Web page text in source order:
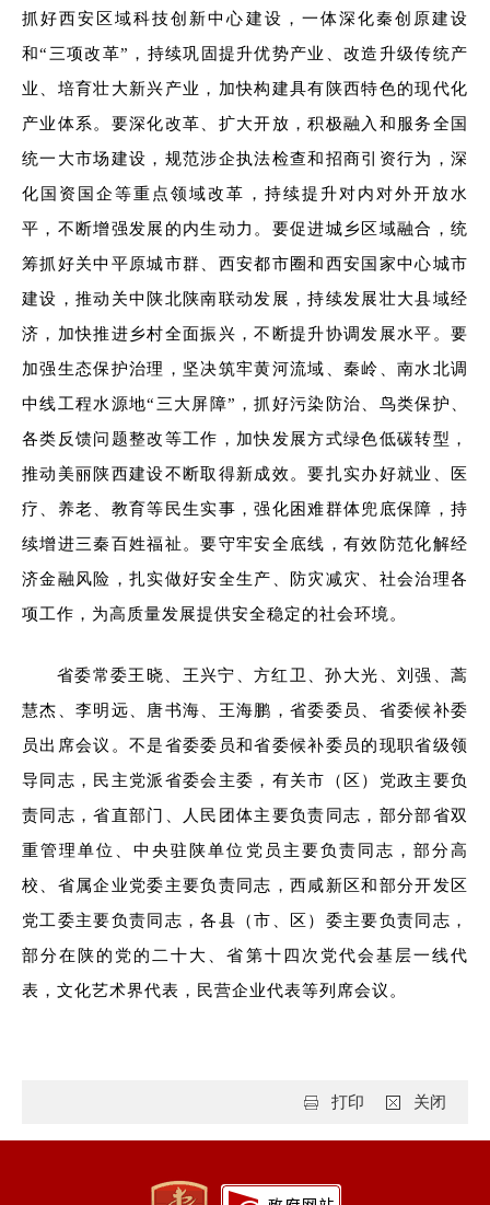
抓好西安区域科技创新中心建设，一体深化秦创原建设
和“三项改革”，持续巩固提升优势产业、改造升级传统产
业、培育壮大新兴产业，加快构建具有陕西特色的现代化
产业体系。要深化改革、扩大开放，积极融入和服务全国
统一大市场建设，规范涉企执法检查和招商引资行为，深
化国资国企等重点领域改革，持续提升对内对外开放水
平，不断增强发展的内生动力。要促进城乡区域融合，统
筹抓好关中平原城市群、西安都市圈和西安国家中心城市
建设，推动关中陕北陕南联动发展，持续发展壮大县域经
济，加快推进乡村全面振兴，不断提升协调发展水平。要
加强生态保护治理，坚决筑牢黄河流域、秦岭、南水北调
中线工程水源地“三大屏障”，抓好污染防治、鸟类保护、
各类反馈问题整改等工作，加快发展方式绿色低碳转型，
推动美丽陕西建设不断取得新成效。要扎实办好就业、医
疗、养老、教育等民生实事，强化困难群体兜底保障，持
续增进三秦百姓福祉。要守牢安全底线，有效防范化解经
济金融风险，扎实做好安全生产、防灾减灾、社会治理各
项工作，为高质量发展提供安全稳定的社会环境。
省委常委王晓、王兴宁、方红卫、孙大光、刘强、蒿
慧杰、李明远、唐书海、王海鹏，省委委员、省委候补委
员出席会议。不是省委委员和省委候补委员的现职省级领
导同志，民主党派省委会主委，有关市（区）党政主要负
责同志，省直部门、人民团体主要负责同志，部分部省双
重管理单位、中央驻陕单位党员主要负责同志，部分高
校、省属企业党委主要负责同志，西咸新区和部分开发区
党工委主要负责同志，各县（市、区）委主要负责同志，
部分在陕的党的二十大、省第十四次党代会基层一线代
表，文化艺术界代表，民营企业代表等列席会议。
关闭
打印